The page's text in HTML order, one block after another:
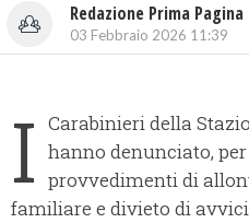
Redazione Prima Pagina
03 Febbraio 2026 11:39
I Carabinieri della
hanno denunciato,
provvedimenti di
familiare e divieto di